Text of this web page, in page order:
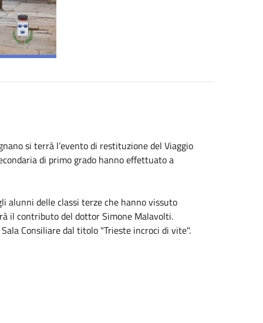
si terrà l’evento di restituzione del Viaggio
di primo grado hanno effettuato a
alunni delle classi terze che hanno vissuto
il contributo del dottor Simone Malavolti.
Consiliare dal titolo "Trieste incroci di vite".